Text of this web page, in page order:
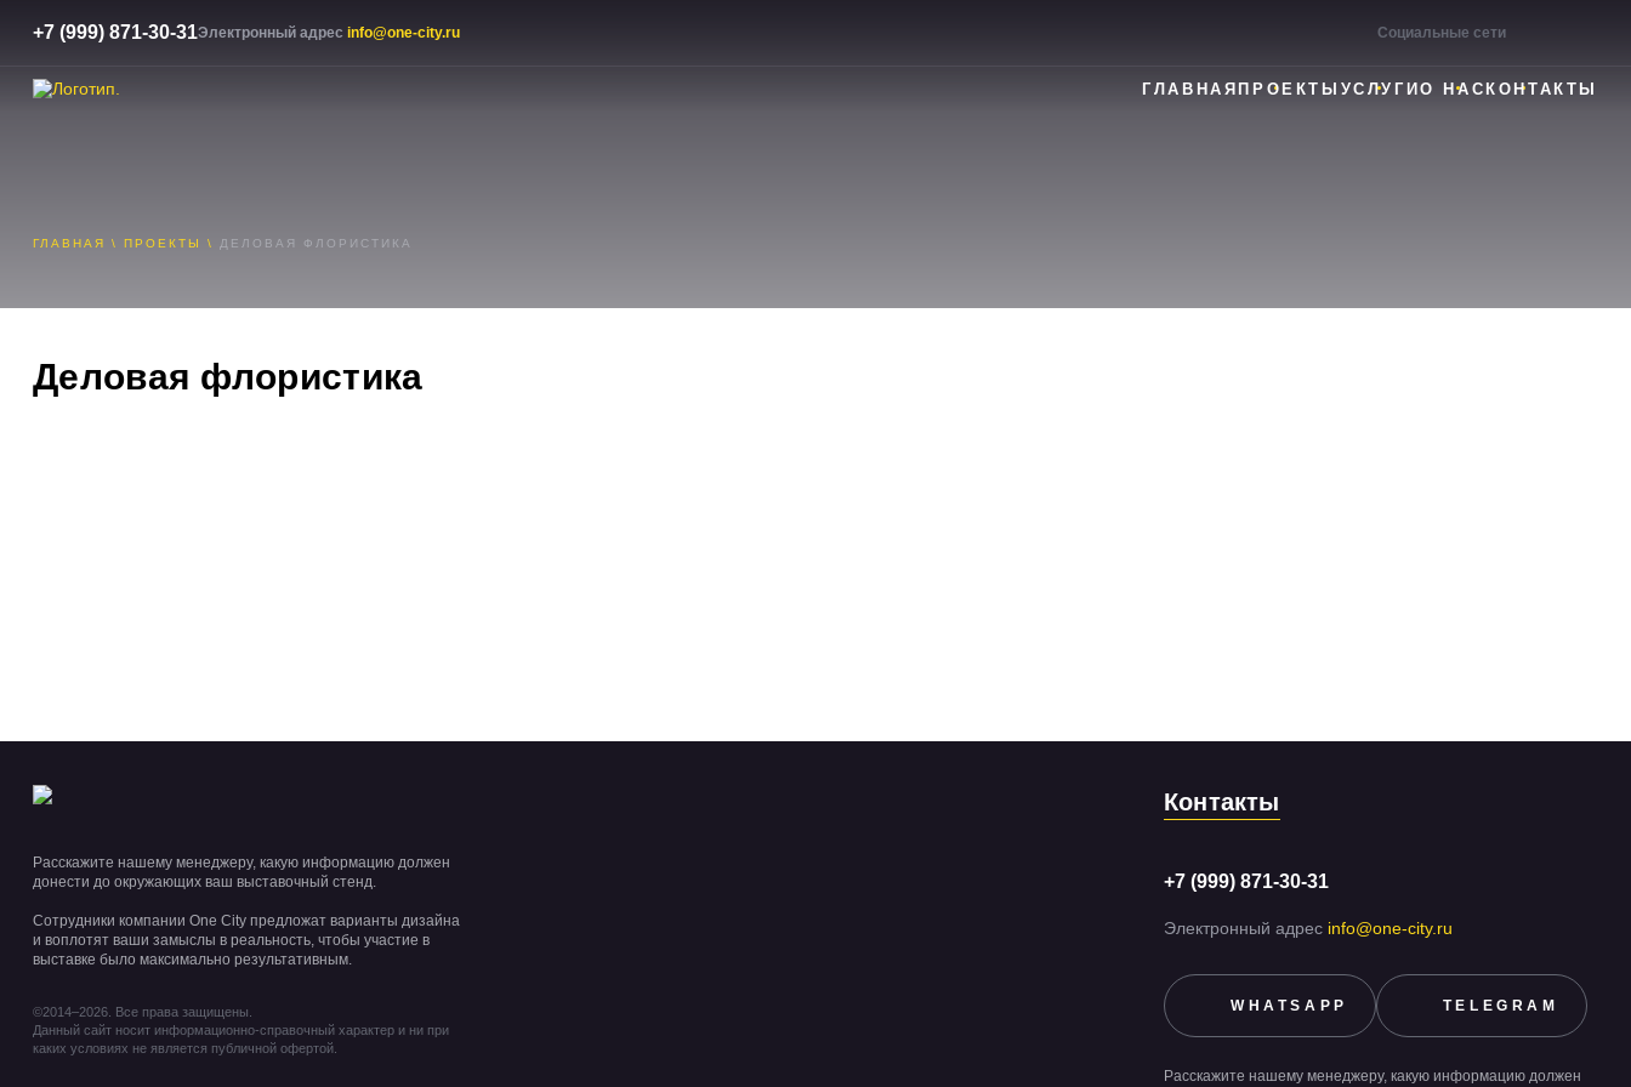
+7 (999) 871-30-31Электронный адрес info@one-city.ru Социальные сети
ГЛАВНАЯ ПРОЕКТЫ УСЛУГИО НАС КОНТАКТЫ
ГЛАВНАЯ \ ПРОЕКТЫ \ ДЕЛОВАЯ ФЛОРИСТИКА
Деловая флористика
Расскажите нашему менеджеру, какую информацию должен
донести до окружающих ваш выставочный стенд.
Сотрудники компании One City предложат варианты дизайна
и воплотят ваши замыслы в реальность, чтобы участие в
выставке было максимально результативным.
©2014–2026. Все права защищены.
Данный сайт носит информационно-справочный характер и ни при
каких условиях не является публичной офертой.
Контакты
+7 (999) 871-30-31
Электронный адрес info@one-city.ru
WHATSAPP TELEGRAM
Расскажите нашему менеджеру, какую информацию должен